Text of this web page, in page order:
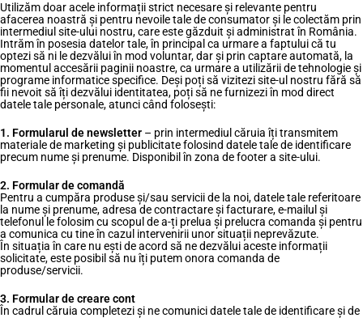
Utilizăm doar acele informații strict necesare și relevante pentru
afacerea noastră și pentru nevoile tale de consumator și le colectăm prin
intermediul site-ului nostru, care este găzduit și administrat în România.
Intrăm în posesia datelor tale, în principal ca urmare a faptului că tu
optezi să ni le dezvălui în mod voluntar, dar și prin captare automată, la
momentul accesării paginii noastre, ca urmare a utilizării de tehnologie și
programe informatice specifice. Deși poți să vizitezi site-ul nostru fără să
fii nevoit să îți dezvălui identitatea, poți să ne furnizezi în mod direct
datele tale personale, atunci când folosești:
1. Formularul de newsletter – prin intermediul căruia îți transmitem
materiale de marketing și publicitate folosind datele tale de identificare
precum nume și prenume. Disponibil în zona de footer a site-ului.
2. Formular de comandă
Pentru a cumpăra produse și/sau servicii de la noi, datele tale referitoare
la nume și prenume, adresa de contractare și facturare, e-mailul și
telefonul le folosim cu scopul de a-ți prelua și prelucra comanda și pentru
a comunica cu tine în cazul intervenirii unor situații neprevăzute.
În situația în care nu ești de acord să ne dezvălui aceste informații
solicitate, este posibil să nu îți putem onora comanda de
produse/servicii.
3. Formular de creare cont
În cadrul căruia completezi și ne comunici datele tale de identificare și de